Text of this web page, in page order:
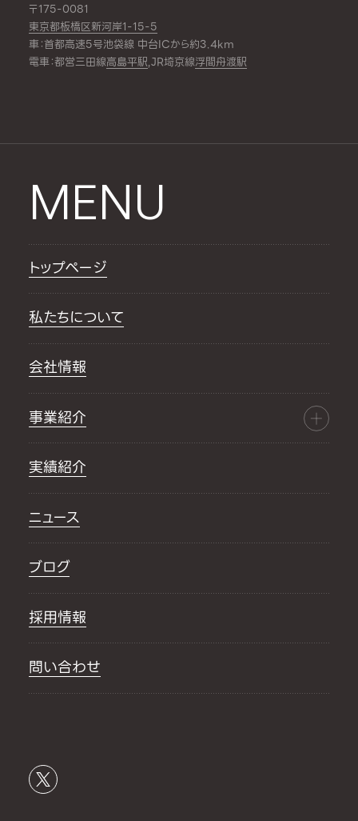
〒175-0081
東京都板橋区新河岸1-15-5
車：首都高速5号池袋線 中台ICから約3.4km
電車：都営三田線高島平駅,JR埼京線浮間舟渡駅
MENU
トップページ
私たちについて
会社情報
事業紹介
実績紹介
ニュース
ブログ
採用情報
問い合わせ